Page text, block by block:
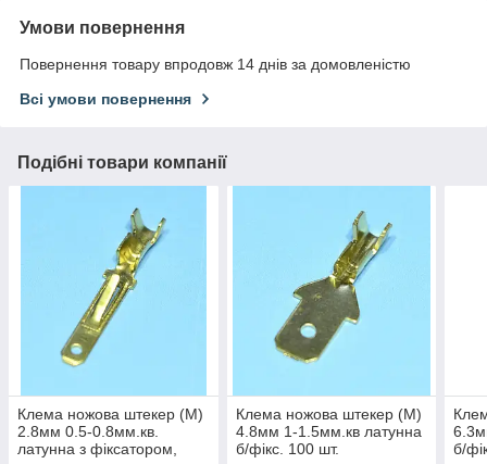
Умови повернення
Повернення товару впродовж 14 днів за домовленістю
Всі умови повернення
Подібні товари компанії
Клема ножова штекер (M)
2.8мм 0.5-0.8мм.кв.
латунна з фіксатором,
Клема ножова штекер (M)
4.8мм 1-1.5мм.кв латунна
б/фікс. 100 шт.
б/